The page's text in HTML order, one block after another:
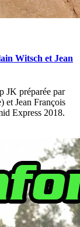
Witsch et Jean
JK préparée par
et Jean François
Express 2018.